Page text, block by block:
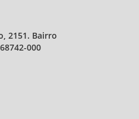
2151. Bairro
000